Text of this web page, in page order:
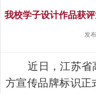
我校学子设计作品获
发
近日，江苏省
方宣传品牌标识正